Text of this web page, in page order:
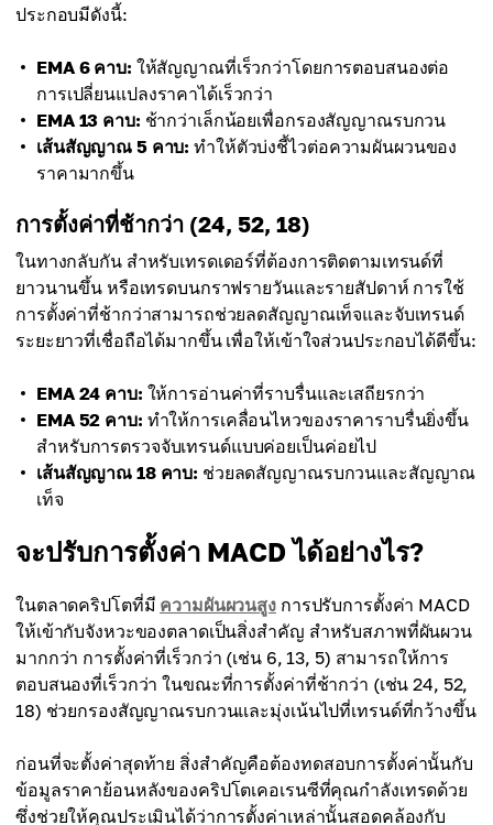
ประกอบมีดังนี้:
EMA 6 คาบ: ให้สัญญาณที่เร็วกว่าโดยการตอบสนองต่อ
การเปลี่ยนแปลงราคาได้เร็วกว่า
EMA 13 คาบ: ช้ากว่าเล็กน้อยเพื่อกรองสัญญาณรบกวน
เส้นสัญญาณ 5 คาบ: ทำให้ตัวบ่งชี้ไวต่อความผันผวนของ
ราคามากขึ้น
การตั้งค่าที่ช้ากว่า (24, 52, 18)
ในทางกลับกัน สำหรับเทรดเดอร์ที่ต้องการติดตามเทรนด์ที่
ยาวนานขึ้น หรือเทรดบนกราฟรายวันและรายสัปดาห์ การใช้
การตั้งค่าที่ช้ากว่าสามารถช่วยลดสัญญาณเท็จและจับเทรนด์
ระยะยาวที่เชื่อถือได้มากขึ้น เพื่อให้เข้าใจส่วนประกอบได้ดีขึ้น:
EMA 24 คาบ: ให้การอ่านค่าที่ราบรื่นและเสถียรกว่า
EMA 52 คาบ: ทำให้การเคลื่อนไหวของราคาราบรื่นยิ่งขึ้น
สำหรับการตรวจจับเทรนด์แบบค่อยเป็นค่อยไป
เส้นสัญญาณ 18 คาบ: ช่วยลดสัญญาณรบกวนและสัญญาณ
เท็จ
จะปรับการตั้งค่า MACD ได้อย่างไร?
ในตลาดคริปโตที่มี ความผันผวนสูง การปรับการตั้งค่า MACD
ให้เข้ากับจังหวะของตลาดเป็นสิ่งสำคัญ สำหรับสภาพที่ผันผวน
มากกว่า การตั้งค่าที่เร็วกว่า (เช่น 6, 13, 5) สามารถให้การ
ตอบสนองที่เร็วกว่า ในขณะที่การตั้งค่าที่ช้ากว่า (เช่น 24, 52,
18) ช่วยกรองสัญญาณรบกวนและมุ่งเน้นไปที่เทรนด์ที่กว้างขึ้น
ก่อนที่จะตั้งค่าสุดท้าย สิ่งสำคัญคือต้องทดสอบการตั้งค่านั้นกับ
ข้อมูลราคาย้อนหลังของคริปโตเคอเรนซีที่คุณกำลังเทรดด้วย
ซึ่งช่วยให้คุณประเมินได้ว่าการตั้งค่าเหล่านั้นสอดคล้องกับ